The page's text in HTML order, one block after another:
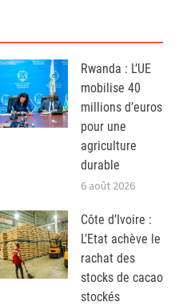
Rwanda : L’UE
mobilise 40
millions d’euros
pour une
agriculture
durable
6 août 2026
Côte d’Ivoire :
L’Etat achève le
rachat des
stocks de cacao
stockés